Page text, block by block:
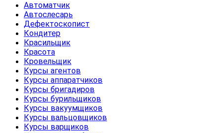
Автоматчик
Автослесарь
Дефектоскопист
Кондитер
Красильщик
Красота
Кровельщик
Курсы агентов
Курсы аппаратчиков
Курсы бригадиров
Курсы бурильщиков
Курсы вакуумщиков
Курсы вальцовщиков
Курсы варщиков